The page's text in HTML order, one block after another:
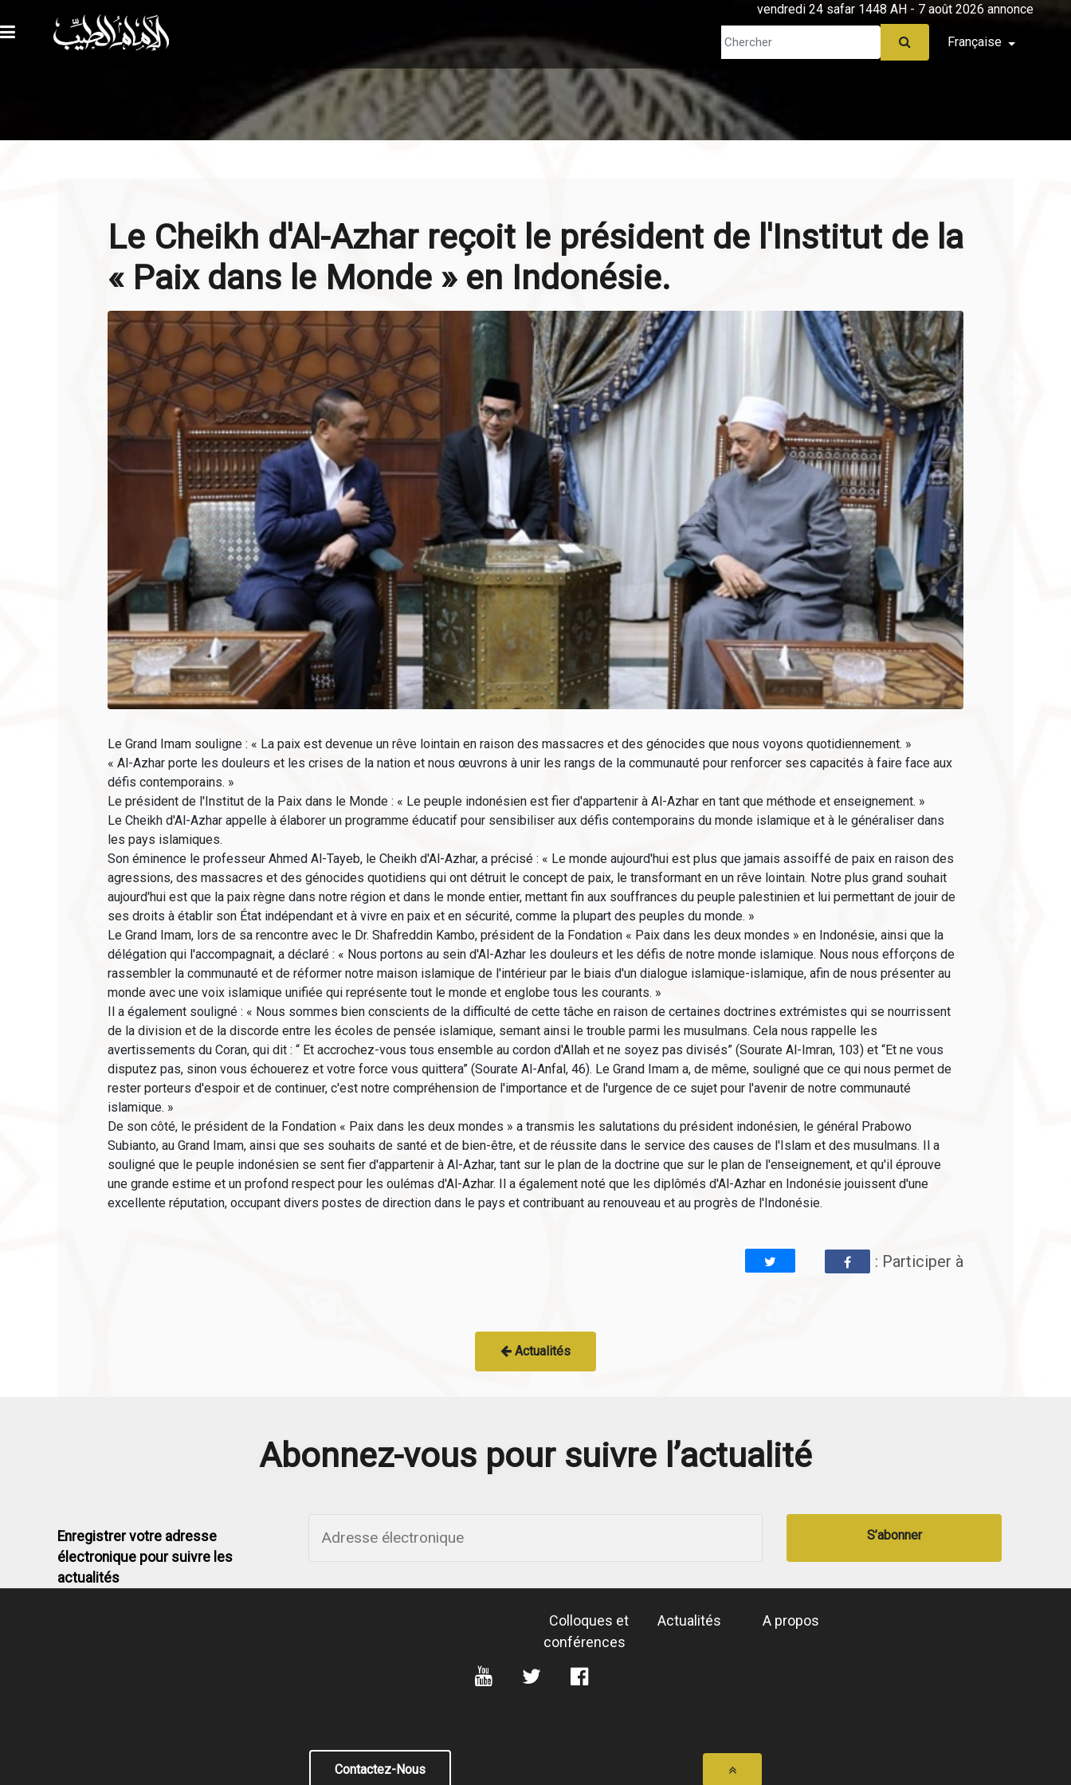
vendredi 24 safar 1448 AH - 7 août 2026 annonce
Française
Le Cheikh d'Al-Azhar reçoit le président de l'Institut de la
« Paix dans le Monde » en Indonésie.
Le Grand Imam souligne : « La paix est devenue un rêve lointain en raison des massacres et des génocides que nous voyons quotidiennement. »
« Al-Azhar porte les douleurs et les crises de la nation et nous œuvrons à unir les rangs de la communauté pour renforcer ses capacités à faire face aux
défis contemporains. »
Le président de l'Institut de la Paix dans le Monde : « Le peuple indonésien est fier d'appartenir à Al-Azhar en tant que méthode et enseignement. »
Le Cheikh d'Al-Azhar appelle à élaborer un programme éducatif pour sensibiliser aux défis contemporains du monde islamique et à le généraliser dans
les pays islamiques.
Son éminence le professeur Ahmed Al-Tayeb, le Cheikh d'Al-Azhar, a précisé : « Le monde aujourd'hui est plus que jamais assoiffé de paix en raison des
agressions, des massacres et des génocides quotidiens qui ont détruit le concept de paix, le transformant en un rêve lointain. Notre plus grand souhait
aujourd'hui est que la paix règne dans notre région et dans le monde entier, mettant fin aux souffrances du peuple palestinien et lui permettant de jouir de
ses droits à établir son État indépendant et à vivre en paix et en sécurité, comme la plupart des peuples du monde. »
Le Grand Imam, lors de sa rencontre avec le Dr. Shafreddin Kambo, président de la Fondation « Paix dans les deux mondes » en Indonésie, ainsi que la
délégation qui l'accompagnait, a déclaré : « Nous portons au sein d'Al-Azhar les douleurs et les défis de notre monde islamique. Nous nous efforçons de
rassembler la communauté et de réformer notre maison islamique de l'intérieur par le biais d'un dialogue islamique-islamique, afin de nous présenter au
monde avec une voix islamique unifiée qui représente tout le monde et englobe tous les courants. »
Il a également souligné : « Nous sommes bien conscients de la difficulté de cette tâche en raison de certaines doctrines extrémistes qui se nourrissent
de la division et de la discorde entre les écoles de pensée islamique, semant ainsi le trouble parmi les musulmans. Cela nous rappelle les
avertissements du Coran, qui dit : “ Et accrochez-vous tous ensemble au cordon d'Allah et ne soyez pas divisés” (Sourate Al-Imran, 103) et “Et ne vous
disputez pas, sinon vous échouerez et votre force vous quittera” (Sourate Al-Anfal, 46). Le Grand Imam a, de même, souligné que ce qui nous permet de
rester porteurs d'espoir et de continuer, c'est notre compréhension de l'importance et de l'urgence de ce sujet pour l'avenir de notre communauté
islamique. »
De son côté, le président de la Fondation « Paix dans les deux mondes » a transmis les salutations du président indonésien, le général Prabowo
Subianto, au Grand Imam, ainsi que ses souhaits de santé et de bien-être, et de réussite dans le service des causes de l'Islam et des musulmans. Il a
souligné que le peuple indonésien se sent fier d'appartenir à Al-Azhar, tant sur le plan de la doctrine que sur le plan de l'enseignement, et qu'il éprouve
une grande estime et un profond respect pour les oulémas d'Al-Azhar. Il a également noté que les diplômés d'Al-Azhar en Indonésie jouissent d'une
excellente réputation, occupant divers postes de direction dans le pays et contribuant au renouveau et au progrès de l'Indonésie.
: Participer à
Actualités
Abonnez-vous pour suivre l’actualité
Enregistrer votre adresse
électronique pour suivre les
actualités
S’abonner
A propos
Actualités
Colloques et
conférences
Contactez-Nous